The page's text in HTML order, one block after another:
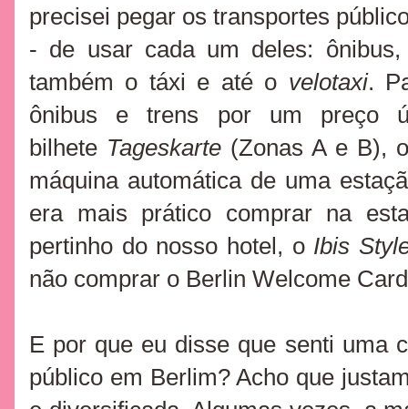
precisei pegar os transportes
- de usar cada um deles:
também o táxi e até o velotaxi.
ônibus e trens por um preço
bilhete Tageskarte (Zonas A e B),
máquina automática de uma
era mais prático comprar na
pertinho do nosso hotel, o Ibis
não comprar o Berlin Welcome
E por que eu disse que senti uma
público em Berlim? Acho que